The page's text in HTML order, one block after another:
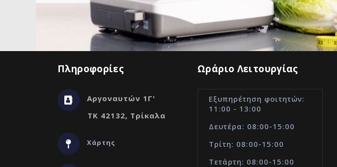
Πληροφορίες
Αργοναυτών 1Γ'
ΤΚ 42132, Τρίκαλα
Χάρτης
Ωράριο Λειτουργίας
Εξυπηρέτηση φοιτητών:
11:00 - 13:00
Δευτέρα: 08:00-15:00
Τρίτη: 08:00-15:00
Τετάρτη: 08:00-15:00